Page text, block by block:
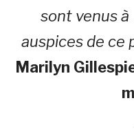
sont venus à
auspices de ce
Marilyn